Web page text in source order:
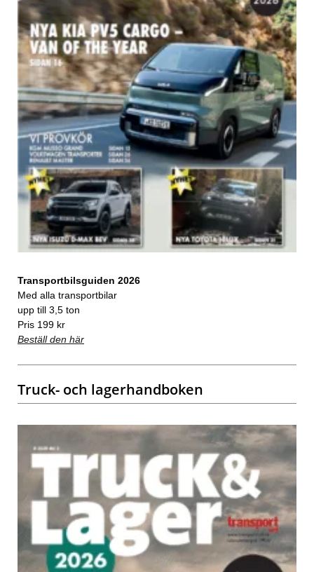
Transportbilsguiden 2026
Med alla transportbilar
upp till 3,5 ton
Pris 199 kr
Beställ den här
Truck- och lagerhandboken